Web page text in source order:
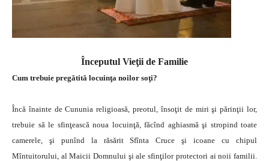
Începutul Vieţii de Familie
Cum trebuie pregătită locuinţa noilor soţi?
Încă înainte de Cununia religioasă, preotul, însoţit de miri şi părinţii lor,
trebuie să le sfinţească noua locuinţă, făcînd aghiasmă şi stropind toate
camerele, şi punînd la răsărit Sfînta Cruce şi icoane cu chipul
Mîntuitorului, al Maicii Domnului şi ale sfinţilor protectori ai noii familii.